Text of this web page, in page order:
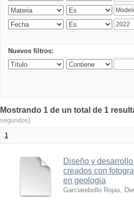
Nuevos filtros:
Mostrando 1 de un total de 1
segundos)
1
Diseño y
creados con
en geologia
Garciarebollo Rojas,